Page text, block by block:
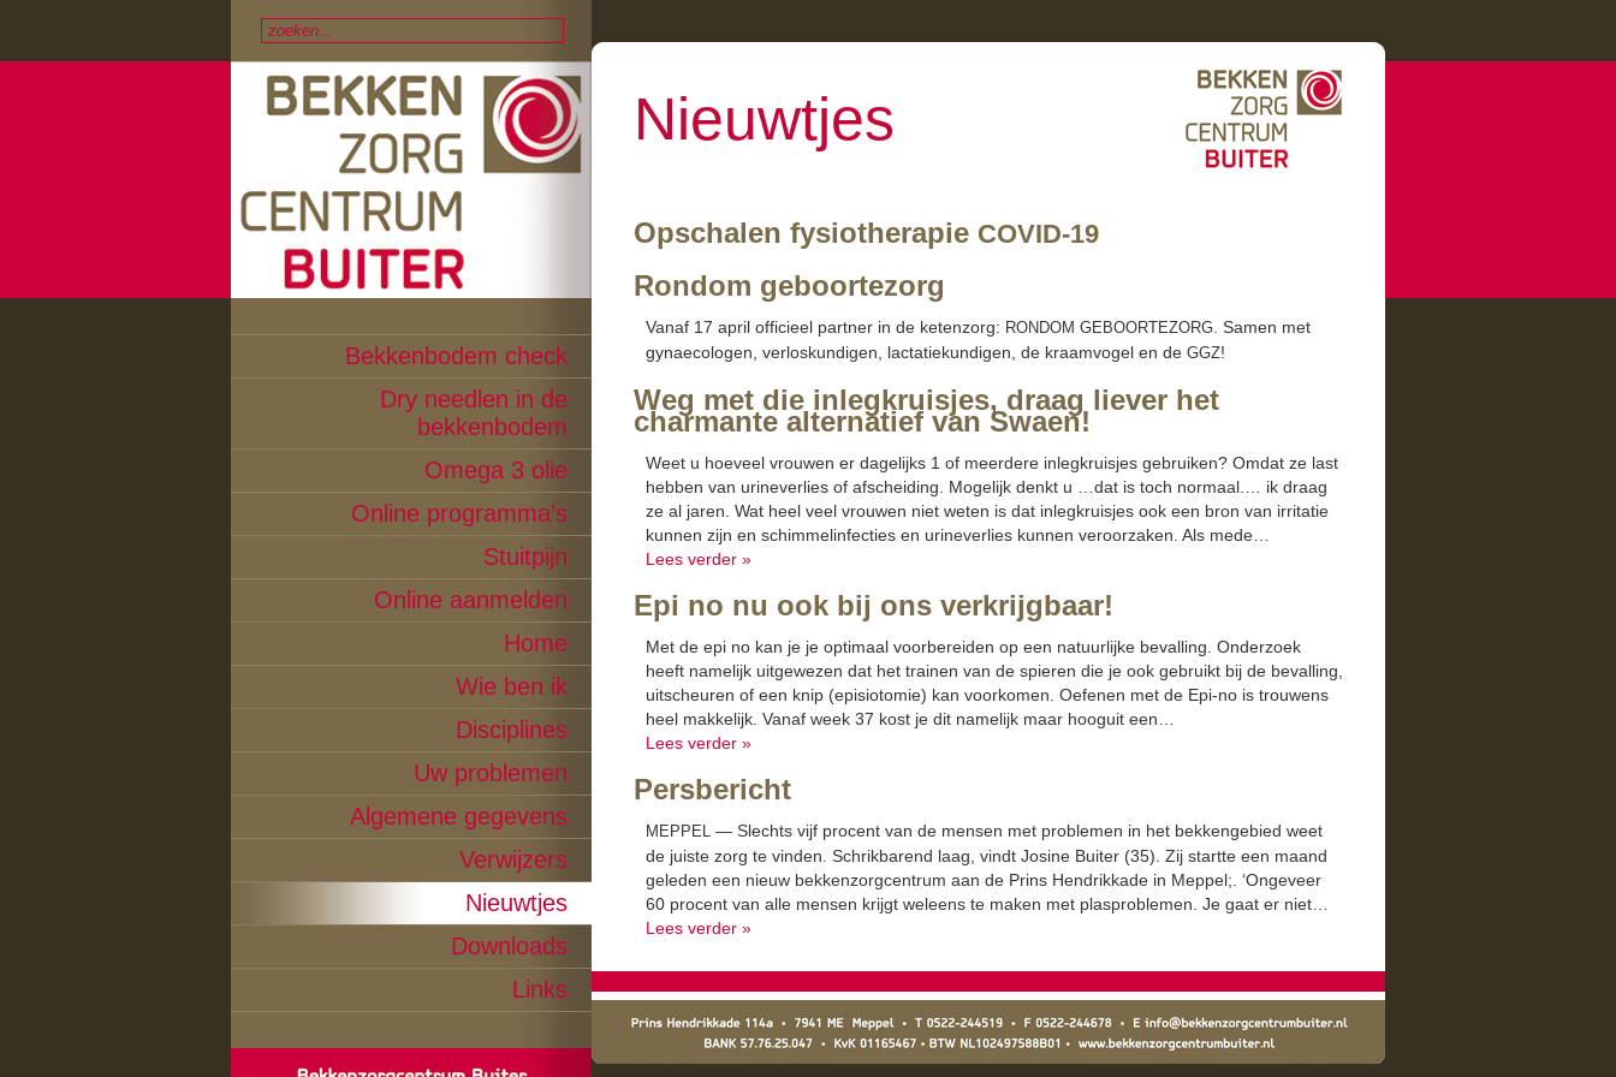
Bekkenbodem check
Dry needlen in de
bekkenbodem
Omega 3 olie
Online programma’s
Stuitpijn
Online aanmelden
Home
Wie ben ik
Disciplines
Uw problemen
Algemene gegevens
Verwijzers
Nieuwtjes
Downloads
Links
Nieuwtjes
Opschalen fysiotherapie COVID-19
Rondom geboortezorg
Vanaf 17 april offi­cieel part­ner in de keten­zorg: RONDOM GEBOORTEZORG . Samen met
gynae­colo­gen, ver­loskundi­gen, lac­tatiekundi­gen, de kraamvo­gel en de GGZ!
Weg met die inlegkruisjes, draag liever het
charmante alternatief van Swaen!
Weet u hoeveel vrouwen er dagelijks 1 of meerdere inlegkruis­jes gebruiken? Omdat ze last
hebben van urin­ev­er­lies of afschei­d­ing. Mogelijk denkt u …dat is toch nor­maal.… ik draag
ze al jaren. Wat heel veel vrouwen niet weten is dat inlegkruis­jes ook een bron van irri­tatie
kun­nen zijn en schim­melin­fec­ties en urin­ev­er­lies kun­nen veroorza­k­en. Als mede…
Lees verder »
Epi no nu ook bij ons verkrijgbaar!
Met de epi no kan je je opti­maal voor­berei­den op een natu­urlijke bevalling. Onder­zoek
heeft namelijk uit­gewezen dat het trainen van de spieren die je ook gebruikt bij de bevalling,
uitscheuren of een knip (epi­siotomie) kan voorkomen. Oefe­nen met de Epi-no is trouwens
heel makke­lijk. Vanaf week 37 kost je dit namelijk maar hoo­gu­it een…
Lees verder »
Persbericht
MEPPEL — Slechts vijf pro­cent van de mensen met prob­le­men in het bekkenge­bied weet
de juiste zorg te vin­den. Schrik­barend laag, vin­dt Josine Buiter (35). Zij startte een maand
gele­den een nieuw bekken­zorg­cen­trum aan de Prins Hen­drikkade in Mep­pel;. ‘Ongeveer
60 pro­cent van alle mensen kri­jgt weleens te mak­en met plasprob­le­men. Je gaat er niet…
Lees verder »